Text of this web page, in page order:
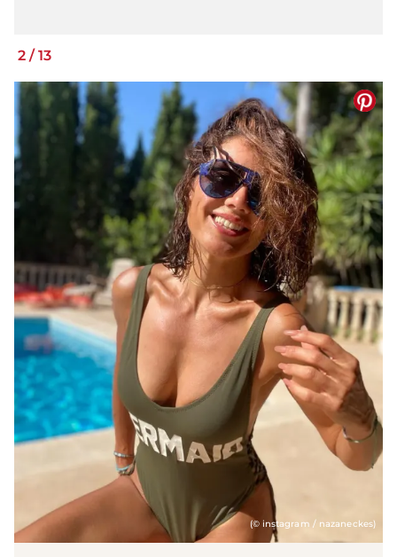
2 /13
(© instagram / nazaneckes)